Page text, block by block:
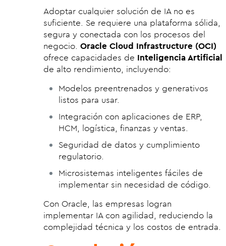
Adoptar cualquier solución de IA no es
suficiente. Se requiere una plataforma sólida,
segura y conectada con los procesos del
negocio. Oracle Cloud Infrastructure (OCI)
ofrece capacidades de Inteligencia Artificial
de alto rendimiento, incluyendo:
Modelos preentrenados y generativos
listos para usar.
Integración con aplicaciones de ERP,
HCM, logística, finanzas y ventas.
Seguridad de datos y cumplimiento
regulatorio.
Microsistemas inteligentes fáciles de
implementar sin necesidad de código.
Con Oracle, las empresas logran
implementar IA con agilidad, reduciendo la
complejidad técnica y los costos de entrada.